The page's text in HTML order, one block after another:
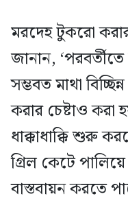
মরদেহ টুকরো করার
জানান,
সম্ভবত মাথা
করার চেষ্টাও করা
ধাক্কাধাক্কি শুরু
গ্রিল কেটে
বাস্তবায়ন করতে